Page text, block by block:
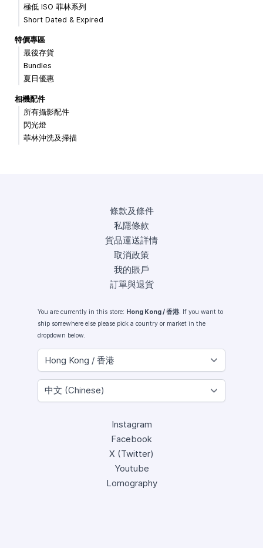
極低 ISO 菲林系列
Short Dated & Expired
特價專區
最後存貨
Bundles
夏日優惠
相機配件
所有攝影配件
閃光燈
菲林沖洗及掃描
條款及條件
私隱條款
貨品運送詳情
取消政策
我的賬戶
訂單與退貨
You are currently in this store: Hong Kong / 香港. If you want to
ship somewhere else please pick a country or market in the
dropdown below.
Instagram
Facebook
X (Twitter)
Youtube
Lomography